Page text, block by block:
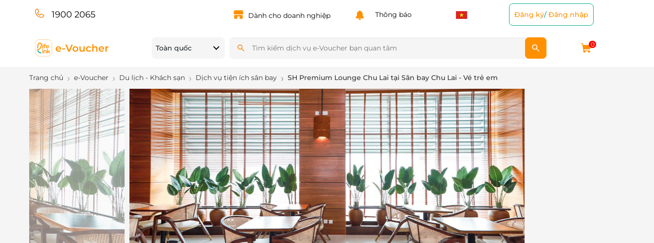
1900 2065 Dành cho doanh nghiệp Thông báo Đăng ký/Đăng nhập
Toàn quốc 0
Trang chủ e-Voucher Du lịch - Khách sạn Dịch vụ tiện ích sân bay SH Premium Lounge Chu Lai tại Sân bay Chu Lai - Vé trẻ em